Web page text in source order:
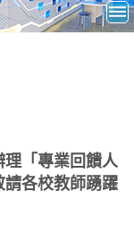
「專業回饋人
各校教師踴躍